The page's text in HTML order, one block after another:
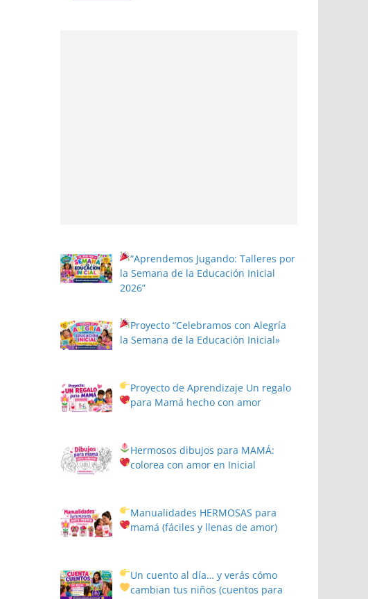
“Aprendemos Jugando: Talleres por
la Semana de la Educación Inicial
2026”
Proyecto“Celebramos con Alegría
la Semana de la Educación Inicial»
Proyecto de Aprendizaje Un regalo
para Mamá hecho con amor
Hermosos dibujos para MAMÁ:
colorea con amor en Inicial
Manualidades HERMOSAS para
mamá (fáciles y llenas de amor)
Un cuento al día… y verás cómo
cambian tus niños(cuentos para